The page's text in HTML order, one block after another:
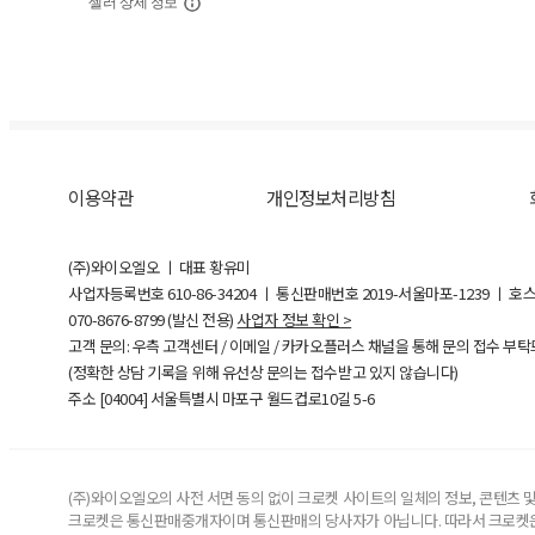
이용약관 개인정보처리방침
(주)와이오엘오 ㅣ 대표 황유미
사업자등록번호610-86-34204ㅣ 통신판매번호 2019-서울마포-1239 ㅣ 호
070-8676-8799 (발신 전용) 사업자 정보 확인 >
고객 문의: 우측 고객센터 / 이메일 / 카카오플러스 채널을 통해 문의 접수 부
(정확한 상담 기록을 위해 유선상 문의는 접수받고 있지 않습니다)
주소 [04004] 서울특별시 마포구 월드컵로10길5-6
(주)와이오엘오의 사전 서면 동의 없이 크로켓 사이트의 일체의 정보, 콘텐츠
크로켓은 통신판매중개자이며 통신판매의 당사자가 아닙니다. 따라서 크로